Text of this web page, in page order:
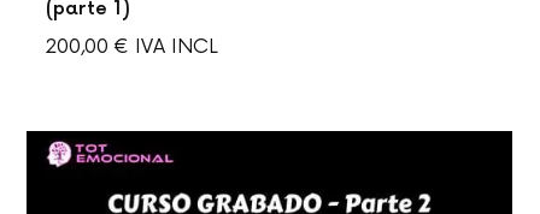
(parte 1)
200,00 € IVA INCL